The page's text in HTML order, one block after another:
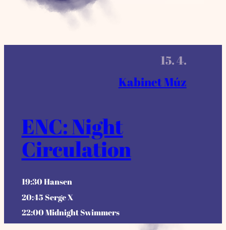
15. 4.
Kabinet Múz
ENC: Night
Circulation
19:30 Hansen
20:45 Serge X
22:00 Midnight Swimmers